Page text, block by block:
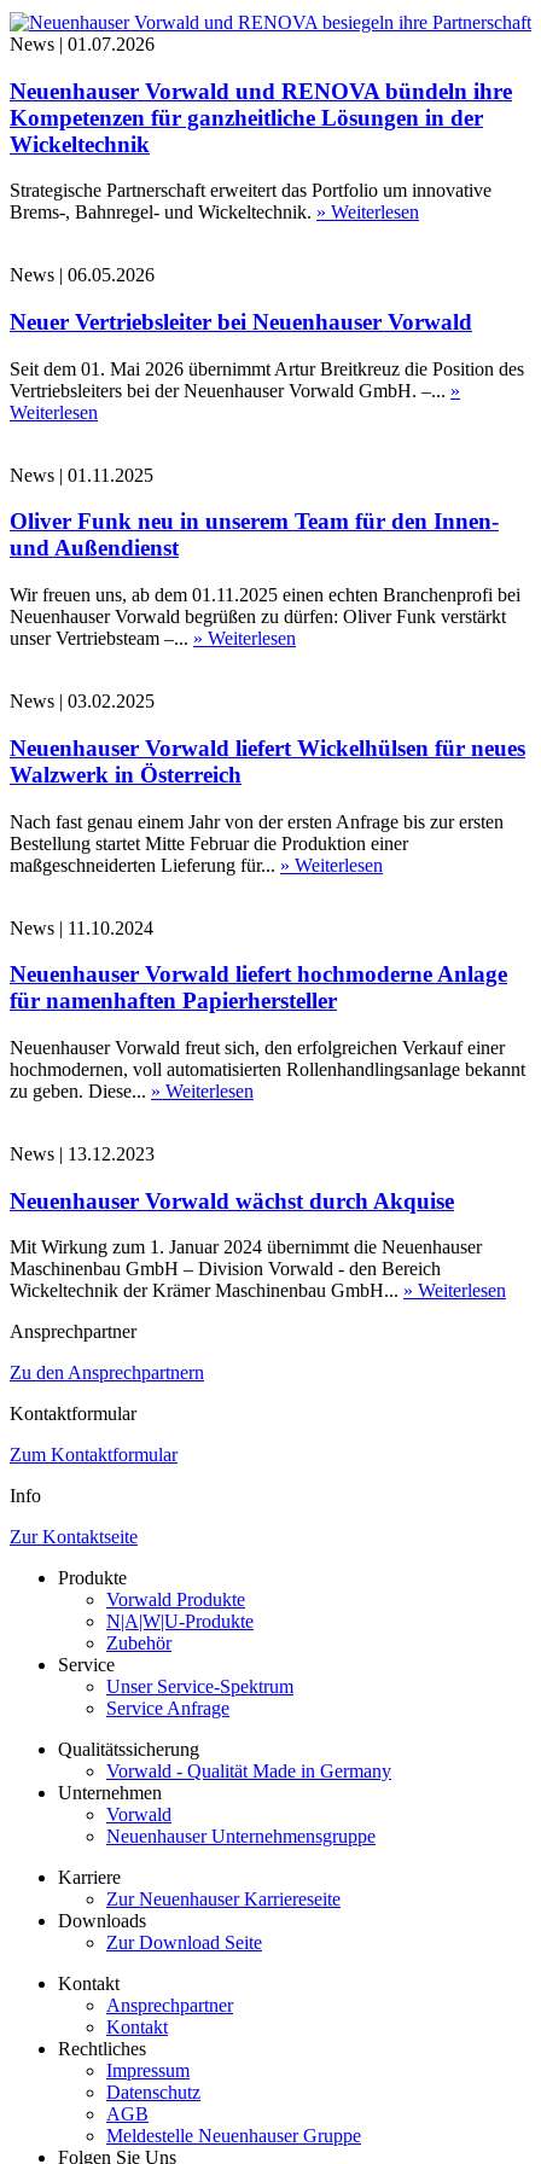
News | 01.07.2026
Neuenhauser Vorwald und RENOVA bündeln ihre
Kompetenzen für ganzheitliche Lösungen in der
Wickeltechnik
Strategische Partnerschaft erweitert das Portfolio um innovative
Brems-, Bahnregel- und Wickeltechnik. » Weiterlesen
News | 06.05.2026
Neuer Vertriebsleiter bei Neuenhauser Vorwald
Seit dem 01. Mai 2026 übernimmt Artur Breitkreuz die Position des
Vertriebsleiters bei der Neuenhauser Vorwald GmbH. –... »
Weiterlesen
News | 01.11.2025
Oliver Funk neu in unserem Team für den Innen-
und Außendienst
Wir freuen uns, ab dem 01.11.2025 einen echten Branchenprofi bei
Neuenhauser Vorwald begrüßen zu dürfen: Oliver Funk verstärkt
unser Vertriebsteam –... » Weiterlesen
News | 03.02.2025
Neuenhauser Vorwald liefert Wickelhülsen für neues
Walzwerk in Österreich
Nach fast genau einem Jahr von der ersten Anfrage bis zur ersten
Bestellung startet Mitte Februar die Produktion einer
maßgeschneiderten Lieferung für... » Weiterlesen
News | 11.10.2024
Neuenhauser Vorwald liefert hochmoderne Anlage
für namenhaften Papierhersteller
Neuenhauser Vorwald freut sich, den erfolgreichen Verkauf einer
hochmodernen, voll automatisierten Rollenhandlingsanlage bekannt
zu geben. Diese... » Weiterlesen
News | 13.12.2023
Neuenhauser Vorwald wächst durch Akquise
Mit Wirkung zum 1. Januar 2024 übernimmt die Neuenhauser
Maschinenbau GmbH – Division Vorwald - den Bereich
Wickeltechnik der Krämer Maschinenbau GmbH... » Weiterlesen
Ansprechpartner
Zu den Ansprechpartnern
Kontaktformular
Zum Kontaktformular
Info
Zur Kontaktseite
Produkte
Vorwald Produkte
N|A|W|U-Produkte
Zubehör
Service
Unser Service-Spektrum
Service Anfrage
Qualitätssicherung
Vorwald - Qualität Made in Germany
Unternehmen
Vorwald
Neuenhauser Unternehmensgruppe
Karriere
Zur Neuenhauser Karriereseite
Downloads
Zur Download Seite
Kontakt
Ansprechpartner
Kontakt
Rechtliches
Impressum
Datenschutz
AGB
Meldestelle Neuenhauser Gruppe
Folgen Sie Uns